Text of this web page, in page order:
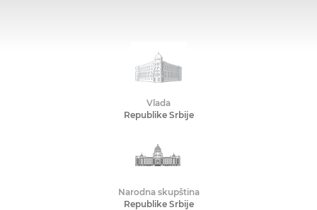
Vlada
Republike Srbije
Narodna skupština
Republike Srbije